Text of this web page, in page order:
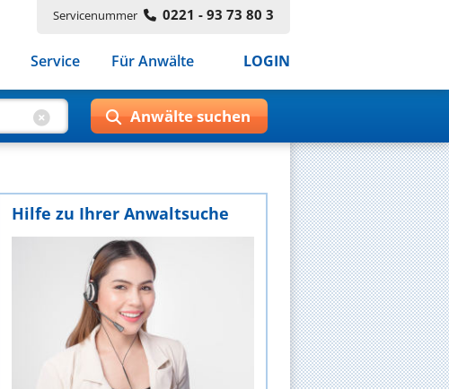
Servicenummer 0221 - 93 73 80 3
Service Für Anwälte LOGIN
Hilfe zu Ihrer Anwaltsuche